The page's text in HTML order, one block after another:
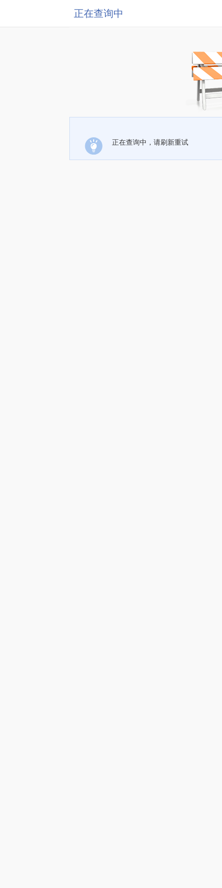
正在查询中
正在查询中，请刷新重试